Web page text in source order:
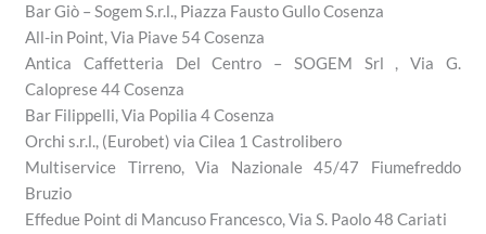
Bar Giò – Sogem S.r.l., Piazza Fausto Gullo Cosenza
All-in Point, Via Piave 54 Cosenza
Antica Caffetteria Del Centro – SOGEM Srl , Via G.
Caloprese 44 Cosenza
Bar Filippelli, Via Popilia 4 Cosenza
Orchi s.r.l., (Eurobet) via Cilea 1 Castrolibero
Multiservice Tirreno, Via Nazionale 45/47 Fiumefreddo
Bruzio
Effedue Point di Mancuso Francesco, Via S. Paolo 48 Cariati